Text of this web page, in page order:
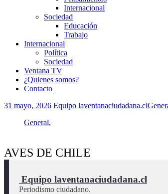
Internacional
Sociedad
Educación
Trabajo
Internacional
Política
Sociedad
Ventana TV
¿Quienes somos?
Contacto
31 mayo, 2026 Equipo laventanaciudadana.cl
General,
AVES DE CHILE
Equipo laventanaciudadana.cl
Periodismo ciudadano.